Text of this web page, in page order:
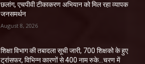
छलांग, एचपीवी टीकाकरण अभियान को मिल रहा व्यापक
जनसमर्थन
August 8, 2026
शिक्षा विभाग की तबादला सूची जारी, 700 शिक्षको के हुए
ट्रांसफर, विभिन्न कारणों से 400 नाम रुके…चरण में